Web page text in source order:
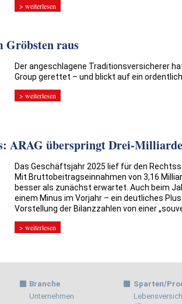
> weiterlesen
Gröbsten raus
Der angeschlagene Traditionsversicherer
Group gerettet – und blickt auf ein
> weiterlesen
ARAG überspringt Drei-
Das Geschäftsjahr 2025 lief für den
Mit Bruttobeitragseinnahmen von 3,16
besser als zunächst erwartet. Auch beim
einem Minus im Vorjahr – ein deutliches
Vorstellung der Bilanzzahlen von einer
> weiterlesen
Branche
Unternehmen
Sparten/